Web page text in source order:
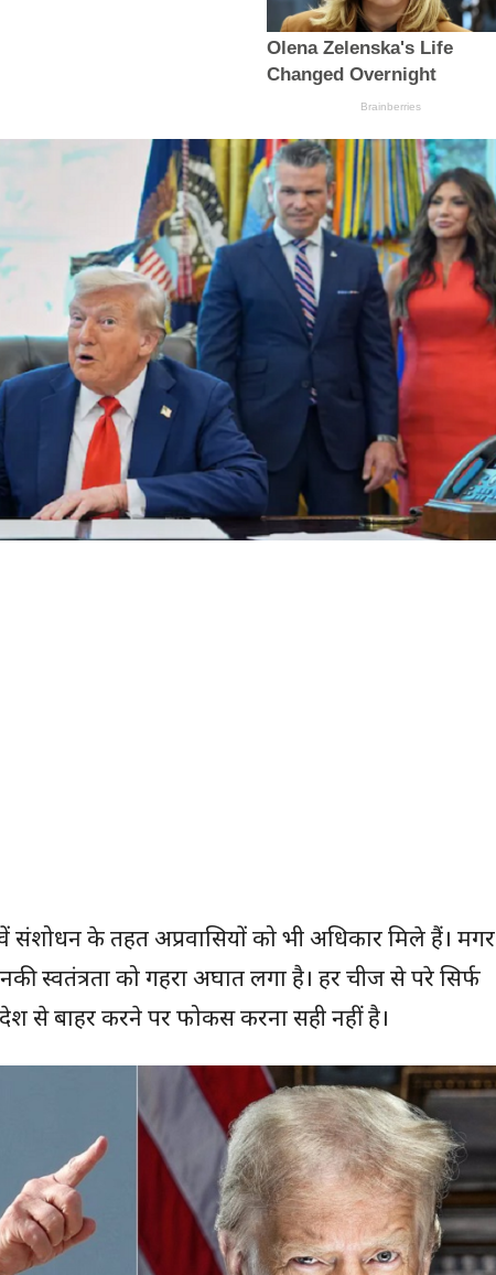
के तहत अप्रवासियों को भी अधिकार मिले हैं। मगर
स्वतंत्रता को गहरा अघात लगा है। हर चीज से परे सिर्फ
देश से बाहर करने पर फोकस करना सही नहीं है।